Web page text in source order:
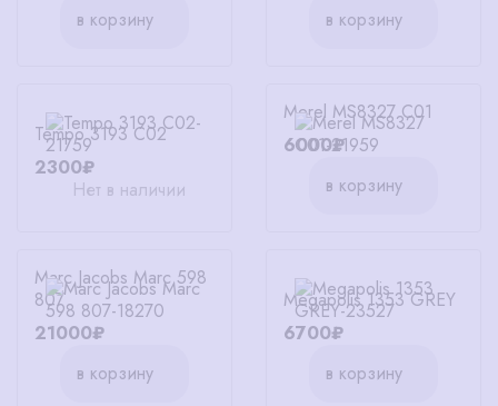
в корзину
в корзину
Tempo 3193 C02
2300₽
Нет в наличии
Merel MS8327 C01
6000₽
в корзину
Marc Jacobs Marc 598
807
21000₽
в корзину
Megapolis 1353 GREY
6700₽
в корзину